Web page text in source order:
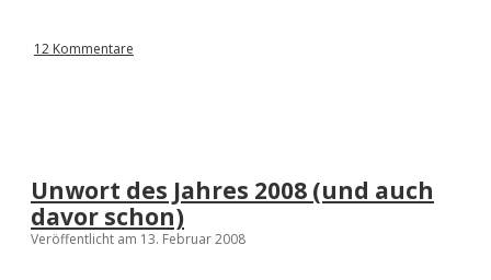
12 Kommentare
Unwort des Jahres 2008 (und auch
davor schon)
Veröffentlicht am 13. Februar 2008